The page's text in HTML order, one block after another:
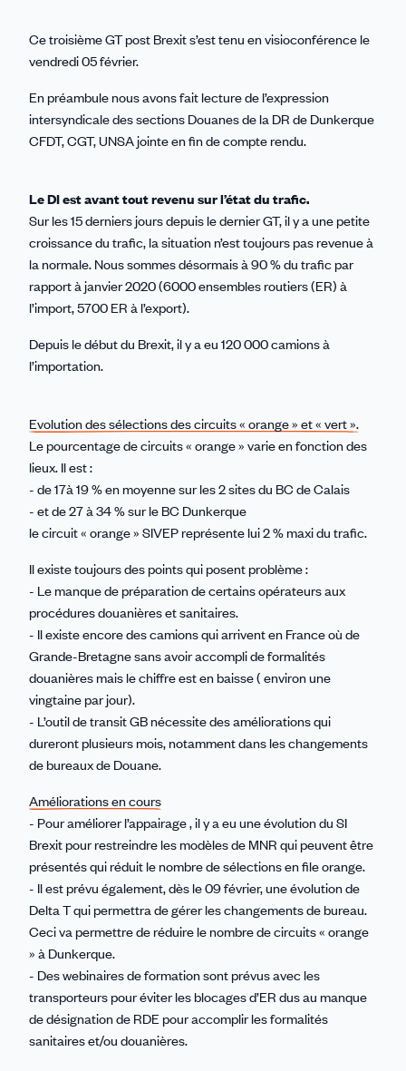
Ce troisième GT post Brexit s’est tenu en visioconférence le
vendredi 05 février.
En préambule nous avons fait lecture de l’expression
intersyndicale des sections Douanes de la DR de Dunkerque
CFDT, CGT, UNSA jointe en fin de compte rendu.
Le DI est avant tout revenu sur l’état du trafic.
Sur les 15 derniers jours depuis le dernier GT, il y a une petite
croissance du trafic, la situation n’est toujours pas revenue à
la normale. Nous sommes désormais à 90 % du trafic par
rapport à janvier 2020 (6000 ensembles routiers (ER) à
l’import, 5700 ER à l’export).
Depuis le début du Brexit, il y a eu 120 000 camions à
l’importation.
Evolution des sélections des circuits « orange » et « vert ».
Le pourcentage de circuits « orange » varie en fonction des
lieux. Il est :
- de 17à 19 % en moyenne sur les 2 sites du BC de Calais
- et de 27 à 34 % sur le BC Dunkerque
le circuit « orange » SIVEP représente lui 2 % maxi du trafic.
Il existe toujours des points qui posent problème :
- Le manque de préparation de certains opérateurs aux
procédures douanières et sanitaires.
- Il existe encore des camions qui arrivent en France où de
Grande-Bretagne sans avoir accompli de formalités
douanières mais le chiffre est en baisse ( environ une
vingtaine par jour).
- L’outil de transit GB nécessite des améliorations qui
dureront plusieurs mois, notamment dans les changements
de bureaux de Douane.
Améliorations en cours
- Pour améliorer l’appairage , il y a eu une évolution du SI
Brexit pour restreindre les modèles de MNR qui peuvent être
présentés qui réduit le nombre de sélections en file orange.
- Il est prévu également, dès le 09 février, une évolution de
Delta T qui permettra de gérer les changements de bureau.
Ceci va permettre de réduire le nombre de circuits « orange
» à Dunkerque.
- Des webinaires de formation sont prévus avec les
transporteurs pour éviter les blocages d’ER dus au manque
de désignation de RDE pour accomplir les formalités
sanitaires et/ou douanières.